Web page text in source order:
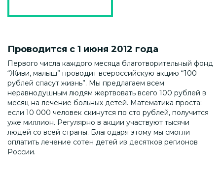
Проводится с 1 июня 2012 года
Первого числа каждого месяца благотворительный фонд
“Живи, малыш” проводит всероссийскую акцию “100
рублей спасут жизнь”. Мы предлагаем всем
неравнодушным людям жертвовать всего 100 рублей в
месяц на лечение больных детей. Математика проста:
если 10 000 человек скинутся по сто рублей, получится
уже миллион. Регулярно в акции участвуют тысячи
людей со всей страны. Благодаря этому мы смогли
оплатить лечение сотен детей из десятков регионов
России.